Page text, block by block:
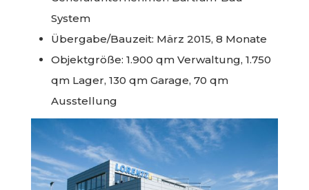
System
Übergabe/Bauzeit: März 2015, 8 Monate
Objektgröße: 1.900 qm Verwaltung, 1.750
qm Lager, 130 qm Garage, 70 qm
Ausstellung